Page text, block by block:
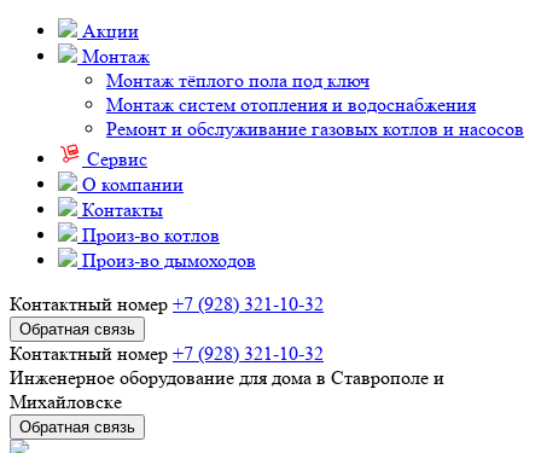
Акции
Монтаж
Монтаж тёплого пола под ключ
Монтаж систем отопления и водоснабжения
Ремонт и обслуживание газовых котлов и насосов
Сервис
О компании
Контакты
Произ-во котлов
Произ-во дымоходов
Контактный номер +7 (928) 321-10-32
Обратная связь
Контактный номер +7 (928) 321-10-32
Инженерное оборудование для дома в Ставрополе и
Михайловске
Обратная связь